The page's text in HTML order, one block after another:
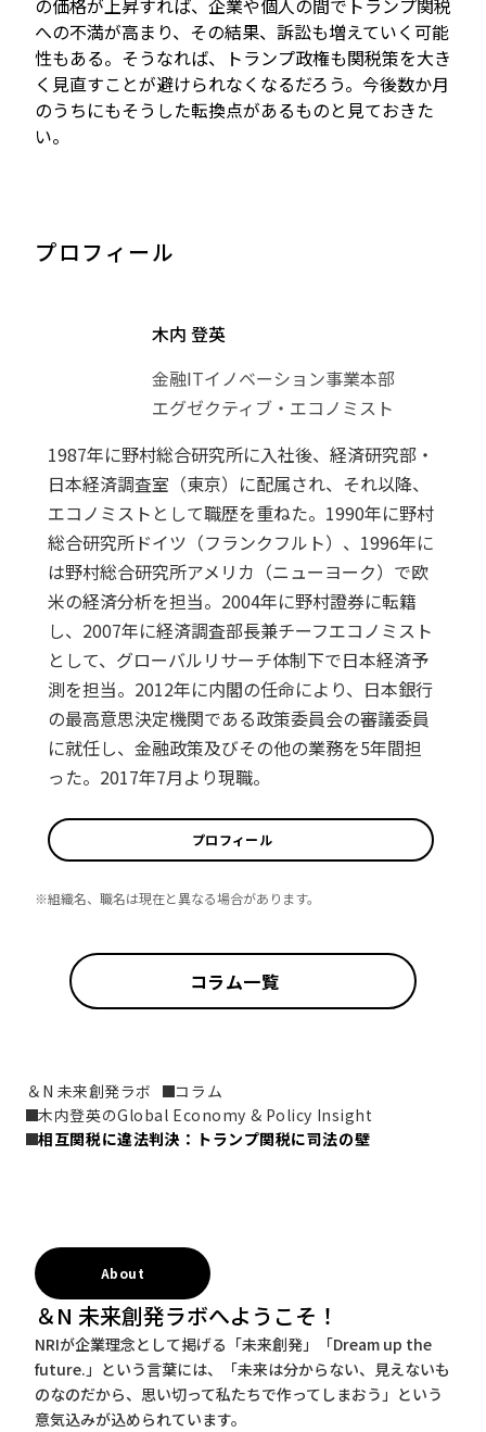
の価格が上昇すれば、企業や個人の間でトランプ関税
への不満が高まり、その結果、訴訟も増えていく可能
性もある。そうなれば、トランプ政権も関税策を大き
く見直すことが避けられなくなるだろう。今後数か月
のうちにもそうした転換点があるものと見ておきた
い。
プロフィール
木内 登英
金融ITイノベーション事業本部
エグゼクティブ・エコノミスト
1987年に野村総合研究所に入社後、経済研究部・
日本経済調査室（東京）に配属され、それ以降、
エコノミストとして職歴を重ねた。1990年に野村
総合研究所ドイツ（フランクフルト）、1996年に
は野村総合研究所アメリカ（ニューヨーク）で欧
米の経済分析を担当。2004年に野村證券に転籍
し、2007年に経済調査部長兼チーフエコノミスト
として、グローバルリサーチ体制下で日本経済予
測を担当。2012年に内閣の任命により、日本銀行
の最高意思決定機関である政策委員会の審議委員
に就任し、金融政策及びその他の業務を5年間担
った。2017年7月より現職。
プロフィール
※組織名、職名は現在と異なる場合があります。
コラム一覧
＆N 未来創発ラボ
コラム
木内登英のGlobal Economy & Policy Insight
相互関税に違法判決：トランプ関税に司法の壁
About
＆N 未来創発ラボへようこそ！
NRIが企業理念として掲げる「未来創発」「Dream up the
future.」という言葉には、「未来は分からない、見えないも
のなのだから、思い切って私たちで作ってしまおう」という
意気込みが込められています。